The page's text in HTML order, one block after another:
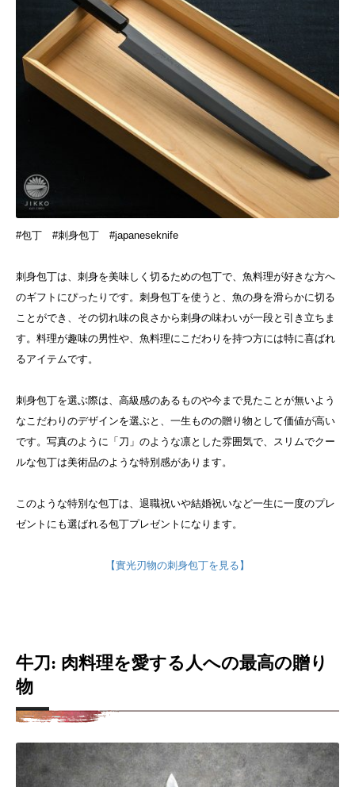
#包丁 #刺身包丁 #japaneseknife
刺身包丁は、刺身を美味しく切るための包丁で、魚料理が好きな方へ
のギフトにぴったりです。刺身包丁を使うと、魚の身を滑らかに切る
ことができ、その切れ味の良さから刺身の味わいが一段と引き立ちま
す。料理が趣味の男性や、魚料理にこだわりを持つ方には特に喜ばれ
るアイテムです。
刺身包丁を選ぶ際は、高級感のあるものや今まで見たことが無いよう
なこだわりのデザインを選ぶと、一生ものの贈り物として価値が高い
です。写真のように「刀」のような凛とした雰囲気で、スリムでクー
ルな包丁は美術品のような特別感があります。
このような特別な包丁は、退職祝いや結婚祝いなど一生に一度のプレ
ゼントにも選ばれる包丁プレゼントになります。
【實光刃物の刺身包丁を見る】
牛刀: 肉料理を愛する人への最高の贈り
物